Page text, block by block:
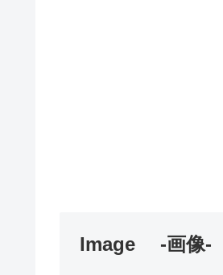
Image -画像-